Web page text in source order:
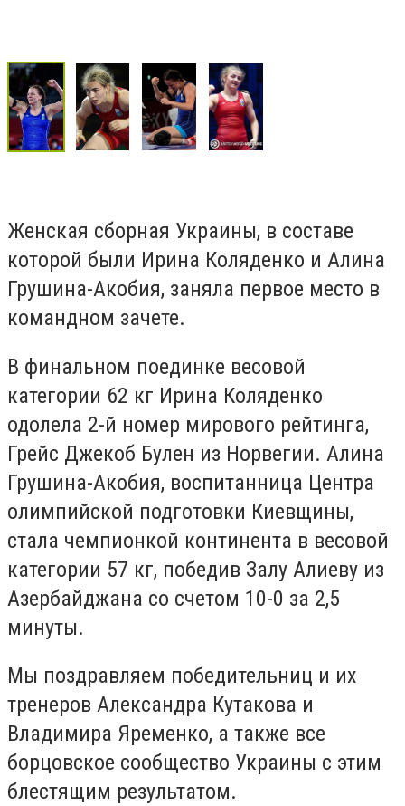
Женская сборная Украины, в составе
которой были Ирина Коляденко и Алина
Грушина-Акобия, заняла первое место в
командном зачете.
В финальном поединке весовой
категории 62 кг Ирина Коляденко
одолела 2-й номер мирового рейтинга,
Грейс Джекоб Булен из Норвегии. Алина
Грушина-Акобия, воспитанница Центра
олимпийской подготовки Киевщины,
стала чемпионкой континента в весовой
категории 57 кг, победив Залу Алиеву из
Азербайджана со счетом 10-0 за 2,5
минуты.
Мы поздравляем победительниц и их
тренеров Александра Кутакова и
Владимира Яременко, а также все
борцовское сообщество Украины с этим
блестящим результатом.